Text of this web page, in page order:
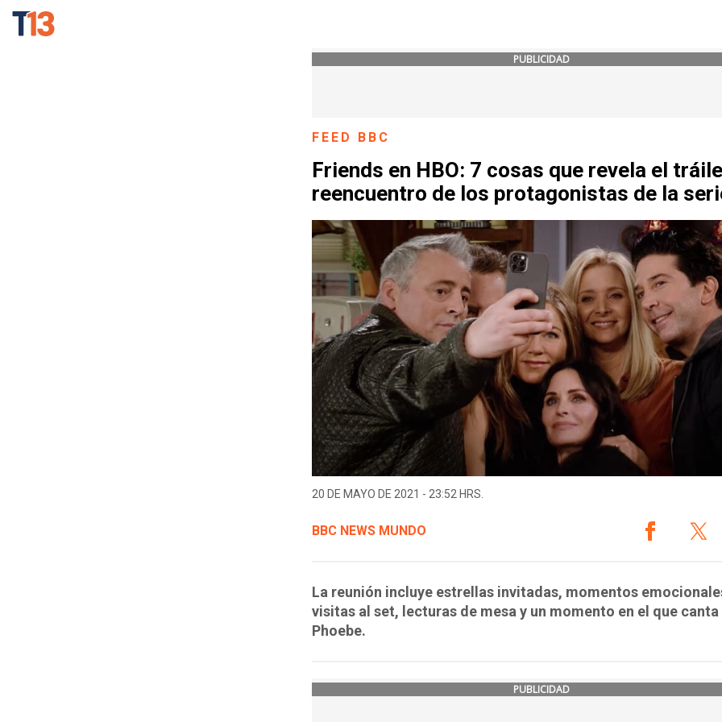
PUBLICIDAD
FEED BBC
Friends en HBO: 7 cosas que revela el
reencuentro de los protagonistas de la
20 DE MAYO DE 2021 - 23:52 HRS.
BBC NEWS MUNDO
La reunión incluye estrellas invitadas, momentos
visitas al set, lecturas de mesa y un momento en el que canta
Phoebe.
PUBLICIDAD